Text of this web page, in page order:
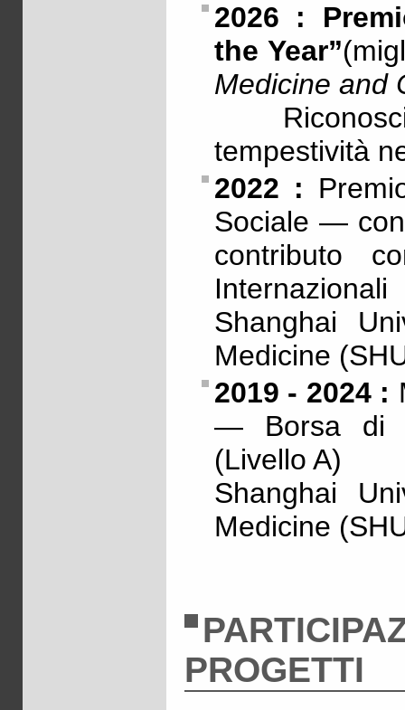
2026 :
the Year”
Medicine and
tempestività
2022 :
Sociale —
contributo
Internazionali
Shanghai
Medicine
2019 - 2024 :
— Borsa di
(Livello A)
Shanghai
Medicine
PROGETTI